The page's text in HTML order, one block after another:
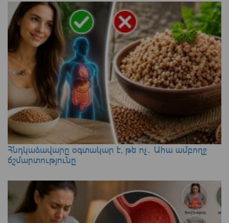
Հնդկաձավարը օգտակար է, թե ոչ․ Ահա ամբողջ
ճշմարտությունը